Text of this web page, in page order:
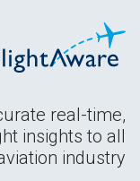
real-time,
insights to all
industry.